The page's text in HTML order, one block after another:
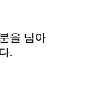
을 담아
.